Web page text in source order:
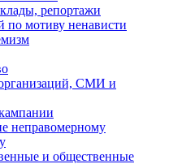
репортажи
по мотиву ненависти
СМИ и
неправомерному
и общественные